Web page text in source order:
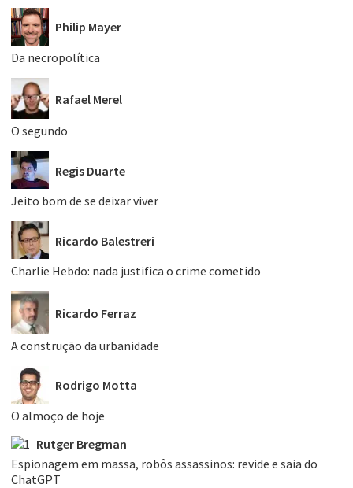
Philip Mayer
Da necropolítica
Rafael Merel
O segundo
Regis Duarte
Jeito bom de se deixar viver
Ricardo Balestreri
Charlie Hebdo: nada justifica o crime cometido
Ricardo Ferraz
A construção da urbanidade
Rodrigo Motta
O almoço de hoje
Rutger Bregman
Espionagem em massa, robôs assassinos: revide e saia do
ChatGPT